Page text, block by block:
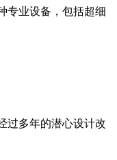
专业设备，包括超细
过多年的潜心设计改